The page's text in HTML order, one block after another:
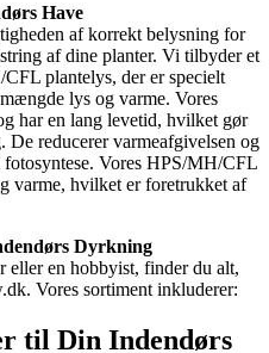
Have
af korrekt belysning for
af dine planter. Vi tilbyder et
plantelys, der er specielt
lys og varme. Vores
har en lang levetid, hvilket gør
reducerer varmeafgivelsen og
Vores HPS/MH/CFL
varme, hvilket er foretrukket af
Dyrkning
eller en hobbyist, finder du alt,
Vores sortiment inkluderer:
til Din Indendørs